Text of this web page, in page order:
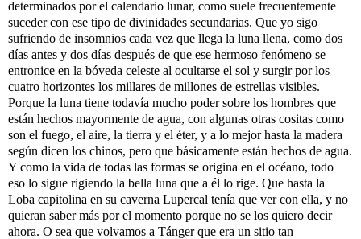
determinados por el calendario lunar, como suele frecuentemente
suceder con ese tipo de divinidades secundarias. Que yo sigo
sufriendo de insomnios cada vez que llega la luna llena, como dos
días antes y dos días después de que ese hermoso fenómeno se
entronice en la bóveda celeste al ocultarse el sol y surgir por los
cuatro horizontes los millares de millones de estrellas visibles.
Porque la luna tiene todavía mucho poder sobre los hombres que
están hechos mayormente de agua, con algunas otras cositas como
son el fuego, el aire, la tierra y el éter, y a lo mejor hasta la madera
según dicen los chinos, pero que básicamente están hechos de agua.
Y como la vida de todas las formas se origina en el océano, todo
eso lo sigue rigiendo la bella luna que a él lo rige. Que hasta la
Loba capitolina en su caverna Lupercal tenía que ver con ella, y no
quieran saber más por el momento porque no se los quiero decir
ahora. O sea que volvamos a Tánger que era un sitio tan